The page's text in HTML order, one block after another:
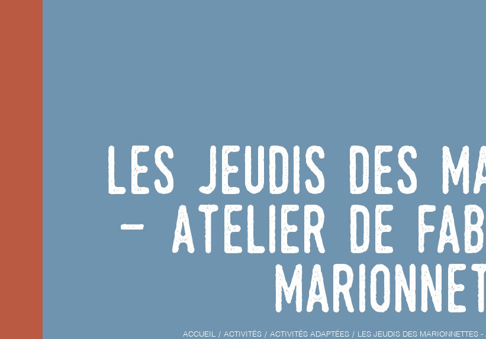
Les jeudis des
- Atelier de
ACCUEIL ACTIVITÉS ACTIVITÉS ADAPTÉES LES JEUDIS DES MARIONNETTES